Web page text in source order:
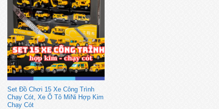
Set Đồ Chơi 15 Xe Công Trình
Chạy Cót, Xe Ô Tô MiNi Hợp Kim
Chạy Cót